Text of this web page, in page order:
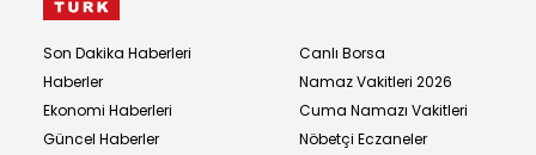
Son Dakika Haberleri
Haberler
Ekonomi Haberleri
Güncel Haberler
Canlı Borsa
Namaz Vakitleri 2026
Cuma Namazı Vakitleri
Nöbetçi Eczaneler